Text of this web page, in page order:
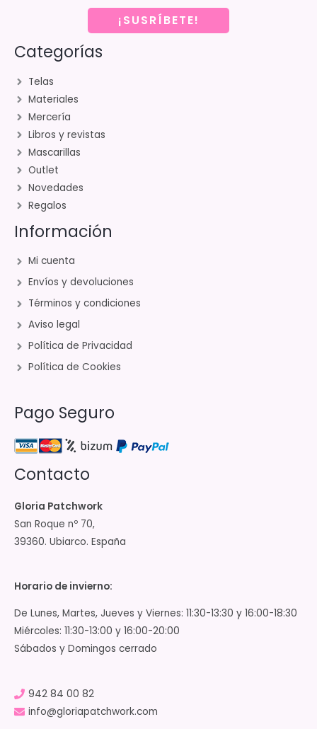
¡SUSRÍBETE!
Categorías
Telas
Materiales
Mercería
Libros y revistas
Mascarillas
Outlet
Novedades
Regalos
Información
Mi cuenta
Envíos y devoluciones
Términos y condiciones
Aviso legal
Política de Privacidad
Política de Cookies
Pago Seguro
Contacto
Gloria Patchwork
San Roque nº 70,
39360. Ubiarco. España
Horario de invierno:
De Lunes, Martes, Jueves y Viernes: 11:30-13:30 y 16:00-18:30
Miércoles: 11:30-13:00 y 16:00-20:00
Sábados y Domingos cerrado
942 84 00 82
info@gloriapatchwork.com